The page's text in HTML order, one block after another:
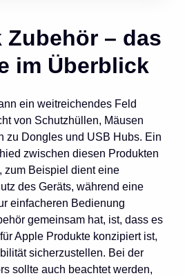
Zubehör – das
im Überblick
ein weitreichendes Feld
von Schutzhüllen, Mäusen
zu Dongles und USB Hubs. Ein
zwischen diesen Produkten
zum Beispiel dient eine
des Geräts, während eine
einfacheren Bedienung
gemeinsam hat, ist, dass es
Apple Produkte konzipiert ist,
sicherzustellen. Bei der
sollte auch beachtet werden,